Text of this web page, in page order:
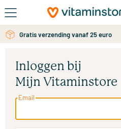
Ga naar de hoofdinhoud
Gratis verzending vanaf 25 euro
Inloggen bij
Mijn Vitaminstore
Email